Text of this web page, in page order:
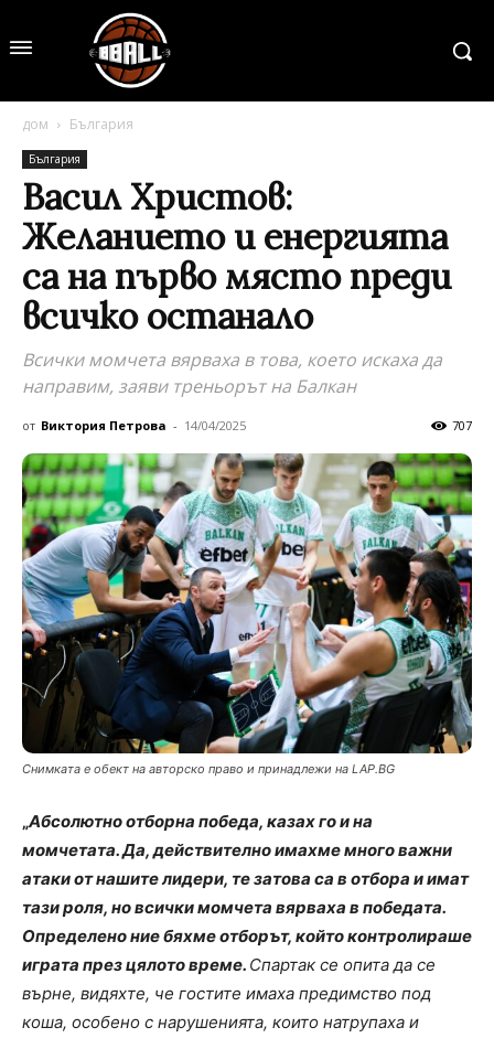
дом България
България
Васил Христов:
Желанието и енергията
са на първо място преди
всичко останало
Всички момчета вярваха в това, което искаха да
направим, заяви треньорът на Балкан
от Виктория Петрова - 14/04/2025 707
Снимката е обект на авторско право и принадлежи на LAP.BG
„Абсолютно отборна победа, казах го и на
момчетата. Да, действително имахме много важни
атаки от нашите лидери, те затова са в отбора и имат
тази роля, но всички момчета вярваха в победата.
Определено ние бяхме отборът, който контролираше
играта през цялото време. Спартак се опита да се
върне, видяхте, че гостите имаха предимство под
коша, особено с нарушенията, които натрупаха и